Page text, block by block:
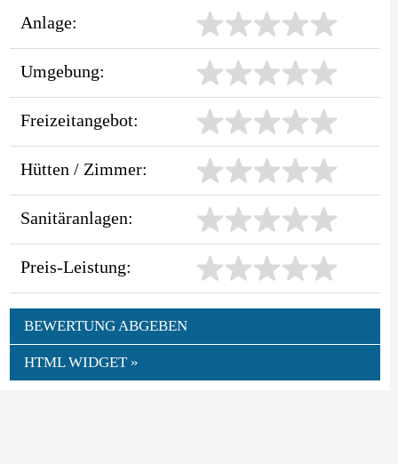
Anlage:
Umgebung:
Freizeitangebot:
Hütten / Zimmer:
Sanitäranlagen:
Preis-Leistung:
BEWERTUNG ABGEBEN
HTML WIDGET »